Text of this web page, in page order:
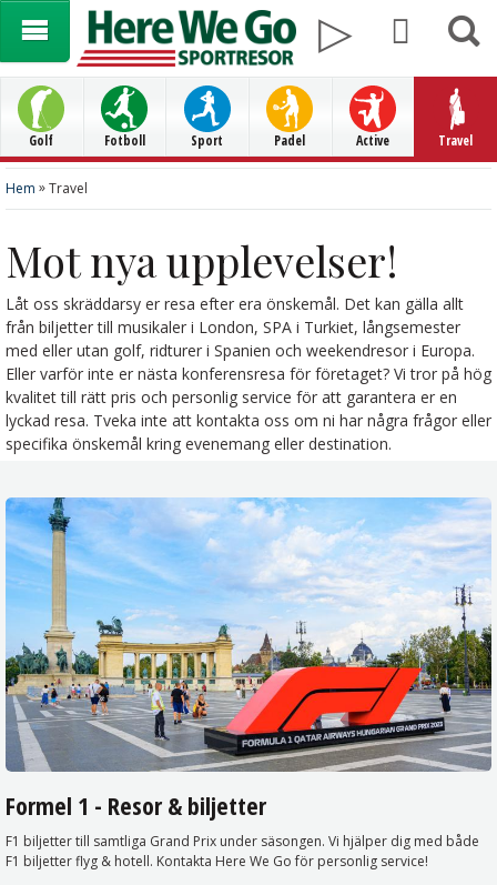
Golf Fotboll Sport Padel Active Travel
Hem »Travel
Mot nya upplevelser!
Låt oss skräddarsy er resa efter era önskemål. Det kan gälla allt
från biljetter till musikaler i London, SPA i Turkiet, långsemester
med eller utan golf, ridturer i Spanien och weekendresor i Europa.
Eller varför inte er nästa konferensresa för företaget? Vi tror på hög
kvalitet till rätt pris och personlig service för att garantera er en
lyckad resa. Tveka inte att kontakta oss om ni har några frågor eller
specifika önskemål kring evenemang eller destination.
Formel 1 - Resor & biljetter
F1 biljetter till samtliga Grand Prix under säsongen. Vi hjälper dig med både
F1 biljetter flyg & hotell. Kontakta Here We Go för personlig service!